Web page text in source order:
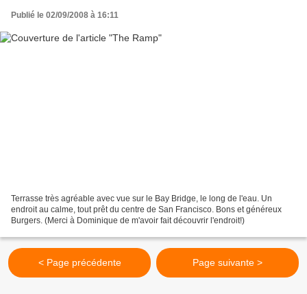
Publié le 02/09/2008 à 16:11
Terrasse très agréable avec vue sur le Bay Bridge, le long de l'eau. Un
endroit au calme, tout prêt du centre de San Francisco. Bons et généreux
Burgers. (Merci à Dominique de m'avoir fait découvrir l'endroit!)
< Page précédente Page suivante >